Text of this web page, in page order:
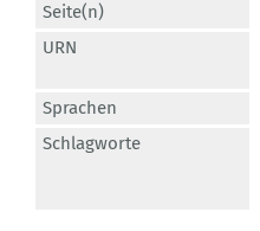
Seite(n)
URN
Sprachen
Schlagworte